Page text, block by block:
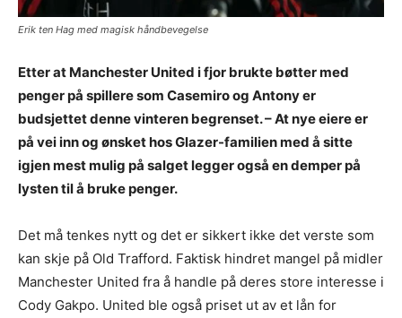
Erik ten Hag med magisk håndbevegelse
Etter at Manchester United i fjor brukte bøtter med
penger på spillere som Casemiro og Antony er
budsjettet denne vinteren begrenset. – At nye eiere er
på vei inn og ønsket hos Glazer-familien med å sitte
igjen mest mulig på salget legger også en demper på
lysten til å bruke penger.
Det må tenkes nytt og det er sikkert ikke det verste som
kan skje på Old Trafford. Faktisk hindret mangel på midler
Manchester United fra å handle på deres store interesse i
Cody Gakpo. United ble også priset ut av et lån for